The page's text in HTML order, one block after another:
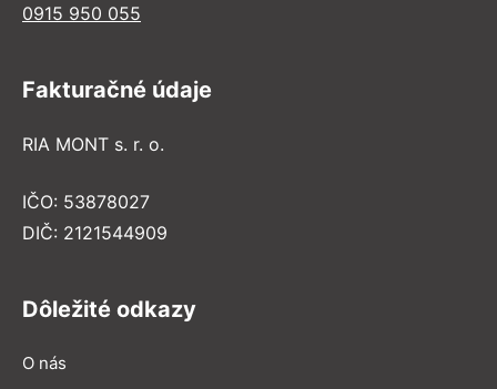
0915 950 055
Fakturačné údaje
RIA MONT s. r. o.
IČO: 53878027
DIČ: 2121544909
Dôležité odkazy
O nás